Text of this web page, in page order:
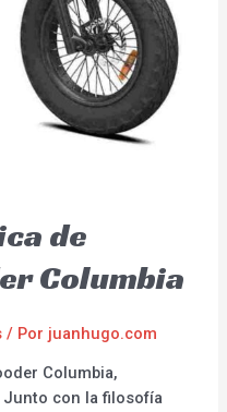
de
Columbia
/ Por juanhugo.com
Columbia,
Junto con la filosofía